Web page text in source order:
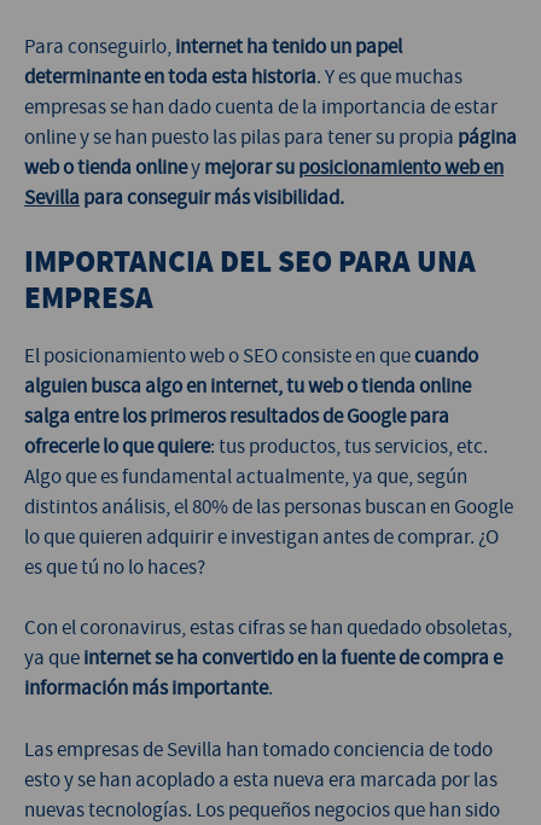
Para conseguirlo,internet ha tenido un papel
determinante en toda esta historia. Y es que muchas
empresas se han dado cuenta de la importancia de estar
online y se han puesto las pilas para tener su propia página
web o tienda onlineymejorar suposicionamiento web en
Sevilla para conseguir más visibilidad.
IMPORTANCIA DEL SEO PARA UNA
EMPRESA
El posicionamiento web o SEO consiste en quecuando
alguien busca algo en internet, tu web o tienda online
salga entre los primeros resultados de Google para
ofrecerle lo que quiere: tus productos, tus servicios, etc.
Algo que es fundamental actualmente, ya que, según
distintos análisis, el 80% de las personas buscan en Google
lo que quieren adquirir e investigan antes de comprar. ¿O
es que tú no lo haces?
Con el coronavirus, estas cifras se han quedado obsoletas,
ya queinternet se ha convertido en la fuente de compra e
información más importante.
Las empresas de Sevilla han tomado conciencia de todo
esto y se han acoplado a esta nueva era marcada por las
nuevas tecnologías. Los pequeños negocios que han sido